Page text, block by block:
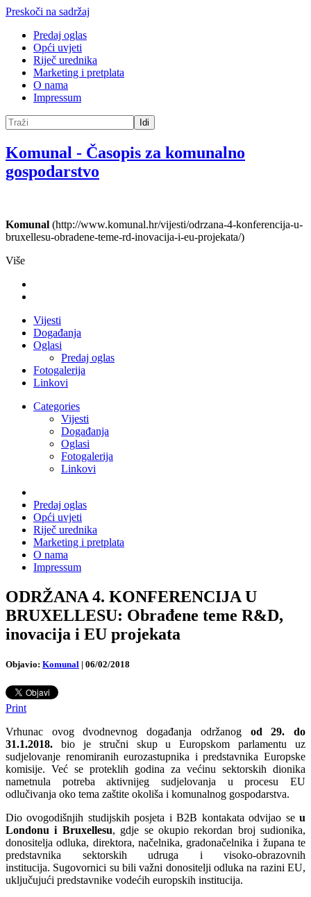
Preskoči na sadržaj
Predaj oglas
Opći uvjeti
Riječ urednika
Marketing i pretplata
O nama
Impressum
Idi
Komunal - Časopis za komunalno
gospodarstvo
Komunal (http://www.komunal.hr/vijesti/odrzana-4-konferencija-u-
bruxellesu-obradene-teme-rd-inovacija-i-eu-projekata/)
Više
Vijesti
Događanja
Oglasi
Predaj oglas
Fotogalerija
Linkovi
Categories
Vijesti
Događanja
Oglasi
Fotogalerija
Linkovi
Predaj oglas
Opći uvjeti
Riječ urednika
Marketing i pretplata
O nama
Impressum
ODRŽANA 4. KONFERENCIJA U
BRUXELLESU: Obrađene teme R&D,
inovacija i EU projekata
Objavio: Komunal | 06/02/2018
Print
Vrhunac ovog dvodnevnog događanja održanog od 29. do
31.1.2018. bio je stručni skup u Europskom parlamentu uz
sudjelovanje renomiranih eurozastupnika i predstavnika Europske
komisije. Već se proteklih godina za većinu sektorskih dionika
nametnula potreba aktivnijeg sudjelovanja u procesu EU
odlučivanja oko tema zaštite okoliša i komunalnog gospodarstva.
Dio ovogodišnjih studijskih posjeta i B2B kontakata odvijao se u
Londonu i Bruxellesu, gdje se okupio rekordan broj sudionika,
donositelja odluka, direktora, načelnika, gradonačelnika i župana te
predstavnika sektorskih udruga i visoko-obrazovnih
institucija. Sugovornici su bili važni donositelji odluka na razini EU,
uključujući predstavnike vodećih europskih institucija.